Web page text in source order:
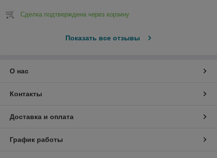
Сделка подтверждена через корзину
Показать все отзывы
О нас
Контакты
Доставка и оплата
График работы